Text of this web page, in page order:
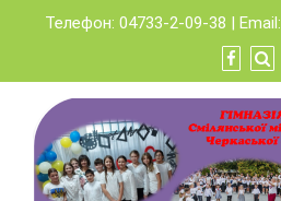
content
Телефон: 04733-2-09-38 | Email: